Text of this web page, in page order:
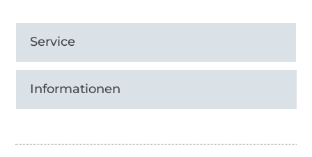
Service
Informationen